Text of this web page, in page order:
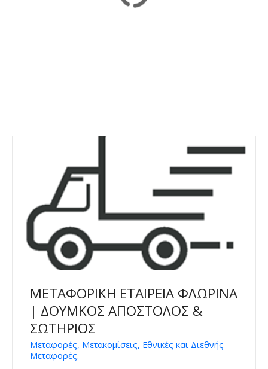
ΜΕΤΑΦΟΡΙΚΗ ΕΤΑΙΡΕΙΑ ΦΛΩΡΙΝΑ
| ΔΟΥΜΚΟΣ ΑΠΟΣΤΟΛΟΣ &
ΣΩΤΗΡΙΟΣ
Μεταφορές, Μετακομίσεις, Εθνικές και Διεθνής
Μεταφορές.